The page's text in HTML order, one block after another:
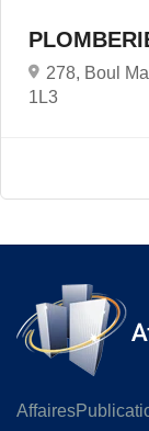
278, Boul
1L3